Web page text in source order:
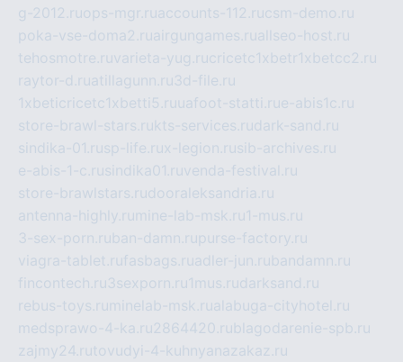
g-2012.ruops-mgr.ruaccounts-112.rucsm-demo.ru
poka-vse-doma2.ruairgungames.ruallseo-host.ru
tehosmotre.ruvarieta-yug.rucricetc1xbetr1xbetcc2.ru
raytor-d.ruatillagunn.ru3d-file.ru
1xbeticricetc1xbetti5.ruuafoot-statti.rue-abis1c.ru
store-brawl-stars.rukts-services.rudark-sand.ru
sindika-01.rusp-life.rux-legion.rusib-archives.ru
e-abis-1-c.rusindika01.ruvenda-festival.ru
store-brawlstars.rudooraleksandria.ru
antenna-highly.ru mine-lab-msk.ru1-mus.ru
3-sex-porn.ruban-damn.rupurse-factory.ru
viagra-tablet.rufasbags.ruadler-jun.rubandamn.ru
fincontech.ru3sexporn.ru1mus.rudarksand.ru
rebus-toys.ru minelab-msk.rualabuga-cityhotel.ru
medsprawo-4-ka.ru2864420.rublagodarenie-spb.ru
zajmy24.rutovudyi-4-kuhnyanazakaz.ru